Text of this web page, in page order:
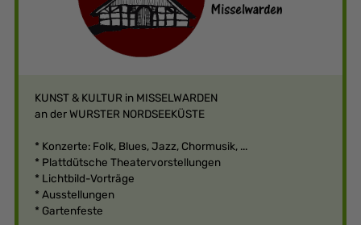
KUNST & KULTUR in MISSELWARDEN
an der WURSTER NORDSEEKÜSTE
* Konzerte: Folk, Blues, Jazz, Chormusik, ...
* Plattdütsche Theatervorstellungen
* Lichtbild-Vorträge
* Ausstellungen
* Gartenfeste